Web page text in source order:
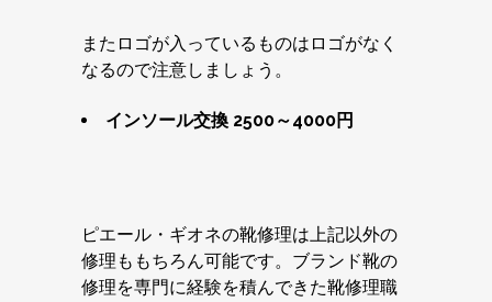
またロゴが入っているものはロゴがなく
なるので注意しましょう。
インソール交換 2500～4000円
ピエール・ギオネの靴修理は上記以外の
修理ももちろん可能です。ブランド靴の
修理を専門に経験を積んできた靴修理職